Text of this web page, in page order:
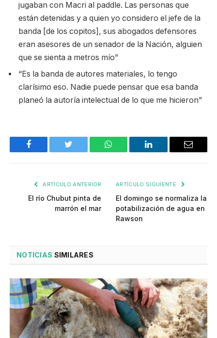
jugaban con Macri al paddle. Las personas que
están detenidas y a quien yo considero el jefe de la
banda [de los copitos], sus abogados defensores
eran asesores de un senador de la Nación, alguien
que se sienta a metros mío”
“Es la banda de autores materiales, lo tengo
clarísimo eso. Nadie puede pensar que esa banda
planeó la autoría intelectual de lo que me hicieron”
Facebook Twitter WhatsApp LinkedIn Email
ARTÍCULO ANTERIOR
El río Chubut pinta de
marrón el mar
ARTÍCULO SIGUIENTE
El domingo se normaliza la
potabilización de agua en
Rawson
NOTICIAS SIMILARES